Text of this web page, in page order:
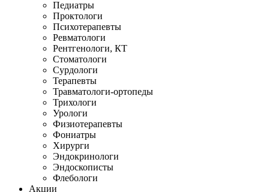
Педиатры
Проктологи
Психотерапевты
Ревматологи
Рентгенологи, КТ
Стоматологи
Сурдологи
Терапевты
Травматологи-ортопеды
Трихологи
Урологи
Физиотерапевты
Фониатры
Хирурги
Эндокринологи
Эндоскописты
Флебологи
Акции